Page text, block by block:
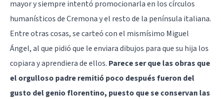
mayor y siempre intentó promocionarla en los círculos
humanísticos de Cremona y el resto de la península italiana.
Entre otras cosas, se carteó con el mismísimo Miguel
Ángel, al que pidió que le enviara dibujos para que su hija los
copiara y aprendiera de ellos. Parece ser que las obras que
el orgulloso padre remitió poco después fueron del
gusto del genio florentino, puesto que se conservan las